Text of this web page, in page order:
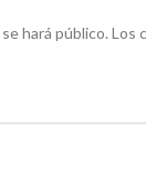
hará público. Los